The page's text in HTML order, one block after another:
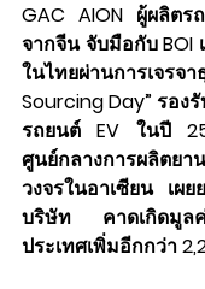
GAC AION ผู้ผลิตร
จากจีน จับมือกับ BOI
ในไทยผ่านการเจรจ
Sourcing Day” รอง
รถยนต์ EV ในปี
ศูนย์กลางการผลิตยา
วงจรในอาเซียน เผ
บริษัท คาดเกิดมูลค่
ประเทศเพิ่มอีกกว่า